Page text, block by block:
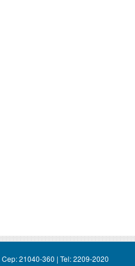
21040-360 | Tel: 2209-2020